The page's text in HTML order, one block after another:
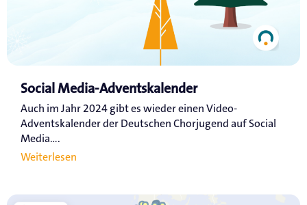
Social Media-Adventskalender
Auch im Jahr 2024 gibt es wieder einen Video-
Adventskalender der Deutschen Chorjugend auf Social
Media....
Weiterlesen